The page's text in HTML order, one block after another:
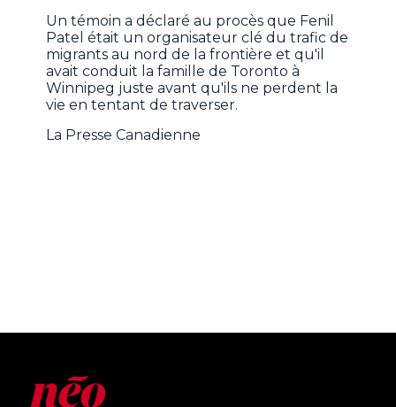
Un témoin a déclaré au procès que Fenil
Patel était un organisateur clé du trafic de
migrants au nord de la frontière et qu'il
avait conduit la famille de Toronto à
Winnipeg juste avant qu'ils ne perdent la
vie en tentant de traverser.
La Presse Canadienne